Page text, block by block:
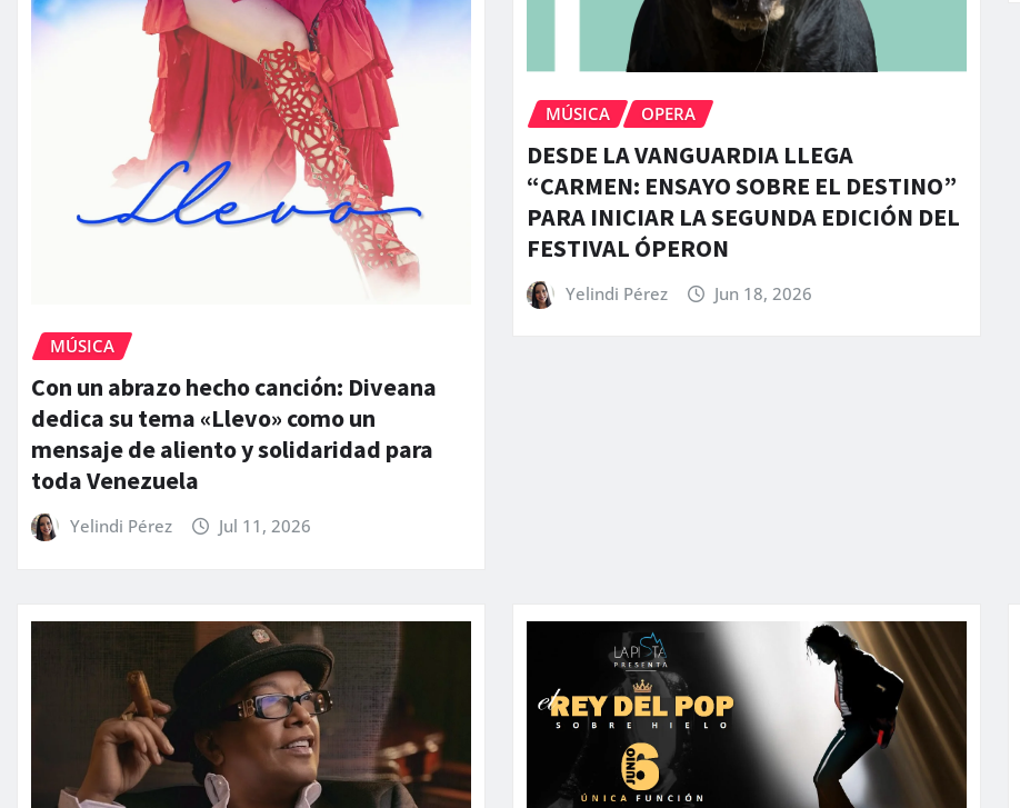
MÚSICA
Con un abrazo hecho canción: Diveana
dedica su tema «Llevo» como un
mensaje de aliento y solidaridad para
toda Venezuela
Yelindi Pérez Jul 11, 2026
MÚSICA OPERA
DESDE LA VANGUARDIA LLEGA
“CARMEN: ENSAYO SOBRE EL DESTINO”
PARA INICIAR LA SEGUNDA EDICIÓN DEL
FESTIVAL ÓPERON
Yelindi Pérez Jun 18, 2026